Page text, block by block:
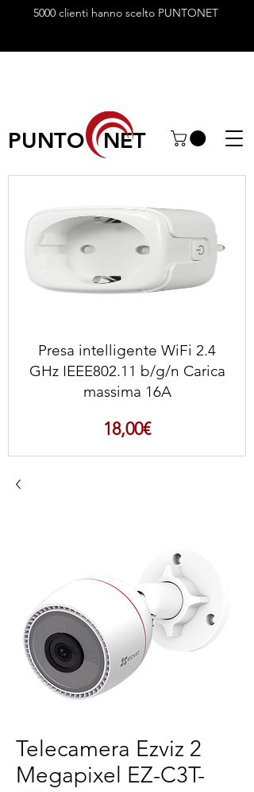
5000 clienti hanno scelto PUNTONET
PUNTO NET
Presa intelligente WiFi 2.4
GHz IEEE802.11 b/g/n Carica
massima 16A
18,00€Prezzo
Telecamera Ezviz 2
Megapixel EZ-C3T-